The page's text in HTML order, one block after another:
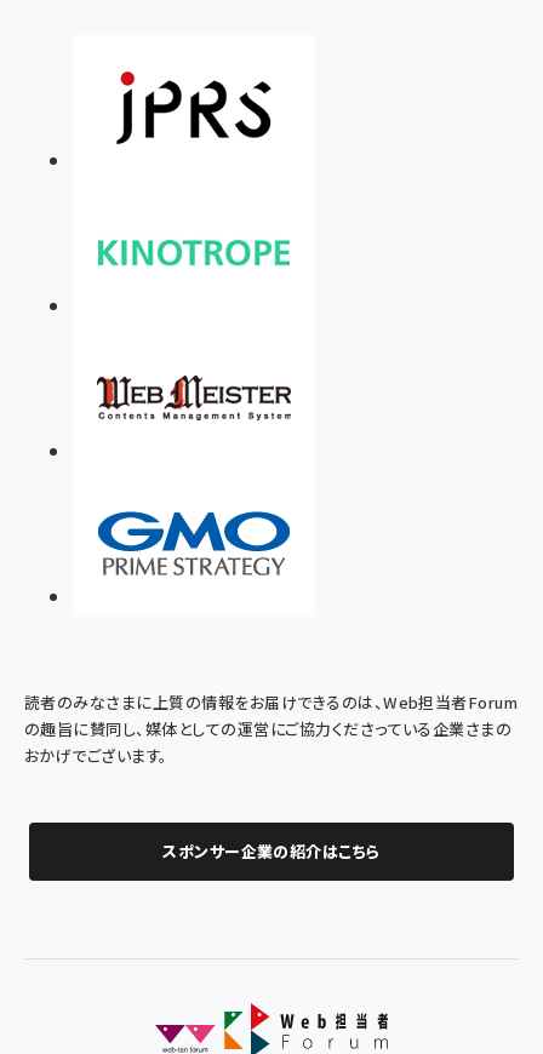
読者のみなさまに上質の情報をお届けできるのは、Web担当者Forum
の趣旨に賛同し、媒体としての運営にご協力くださっている企業さまの
おかげでございます。
スポンサー企業の紹介はこちら